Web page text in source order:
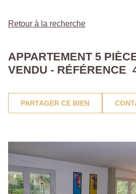
Retour à la recherche
APPARTEMENT 5
VENDU - RÉFÉRENCE
PARTAGER CE BIEN